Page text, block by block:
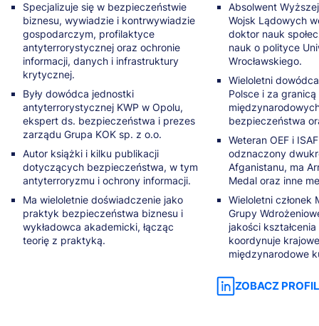
Specjalizuje się w bezpieczeństwie
biznesu, wywiadzie i kontrwywiadzie
gospodarczym, profilaktyce
antyterrorystycznej oraz ochronie
informacji, danych i infrastruktury
krytycznej.
Były dowódca jednostki
antyterrorystycznej KWP w Opolu,
ekspert ds. bezpieczeństwa i prezes
zarządu Grupa KOK sp. z o.o.
Autor książki i kilku publikacji
dotyczących bezpieczeństwa, w tym
antyterroryzmu i ochrony informacji.
Ma wieloletnie doświadczenie jako
praktyk bezpieczeństwa biznesu i
wykładowca akademicki, łącząc
teorię z praktyką.
Absolwent
Wojsk Lądowych
doktor nauk
nauk o polityce
Wrocławskiego.
Wieloletni
Polsce i za granicą
bezpieczeństwa
Weteran OEF i
odznaczony
Afganistanu, ma
Medal oraz inne
Wieloletni członek
Grupy
jakości
koordynuje
międzynarodowe
ZOBACZ